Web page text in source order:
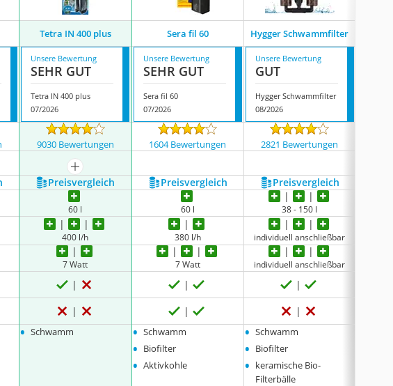
Tetra IN 400 plus Sera fil 60 Hygger Schwammfilter
Unsere Bewertung
SEHR GUT
Tetra IN 400 plus
07/2026
Unsere Bewertung
SEHR GUT
Sera fil 60
07/2026
Unsere Bewertung
GUT
Hygger Schwammfilter
08/2026
9030 Bewertungen 1604 Bewertungen 2821 Bewertungen
mehr anzeigen
Preis­vergleich Preis­vergleich Preis­vergleich
60 l 60 l 38 - 150 l
400 l/h 380 l/h individuell anschließbar
7 Watt 7 Watt individuell anschließbar
• Schwamm • Schwamm
• Biofilter
• Aktivkohle
• Schwamm
• Biofilter
• keramische Bio-
Filterbälle